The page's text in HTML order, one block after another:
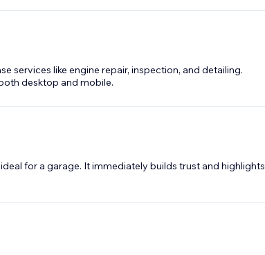
services like engine repair, inspection, and detailing.
desktop and mobile.
for a garage. It immediately builds trust and highlights